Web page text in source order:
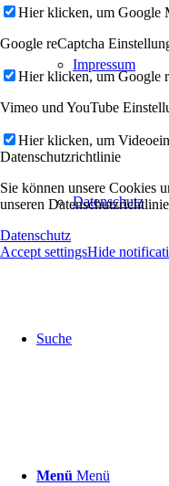
Impressum
Datenschutz
Suche
Menü Menü
Hier klicken, um Google
Google reCaptcha
Hier klicken, um Google
Vimeo und YouTube
Hier klicken, um
Datenschutzrichtlinie
Sie können unsere Cookies
unseren
Datenschutz
Accept settingsHide